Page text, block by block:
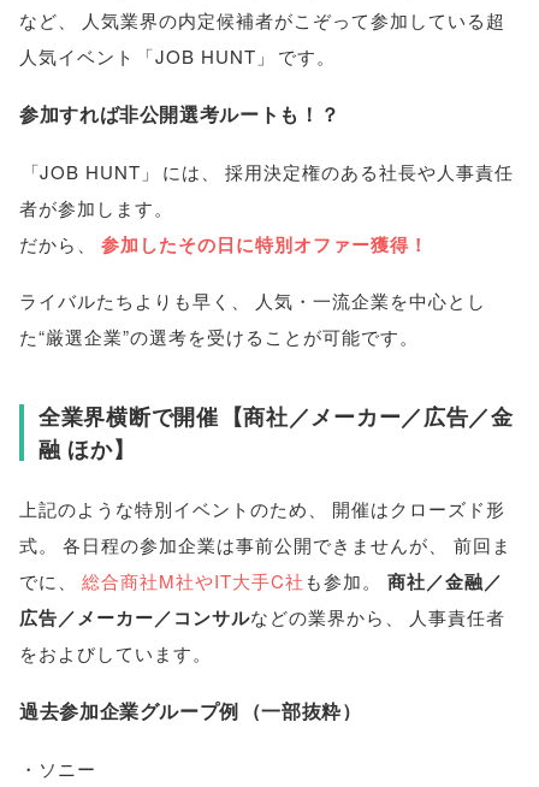
など、
人気業界の内定候補者がこぞって参加している超
人気イベント
「JOB HUNT 」 です。
参加すれば非公開選考ルートも！？
「JOB HUNT 」 には
採用決定権のある社長や人事責任
者が参加します。
だから
参加したその日に特別オファー獲得！
ライバルたちよりも早く
人気・一流企業を中心とし
た“厳選企業”の選考を受けることが可能です。
全業界横断で開催 【商社／メーカー／広告／金
融 ほか】
上記のような特別イベントのため
開催はクローズド形
式。 各日程の参加企業は事前公開できませんが
前回ま
でに
総合商社M社やIT大手C社 も参加。
商社／金融／
広告／メーカー／コンサルなどの業界から
人事責任者
をおよびしています。
過去参加企業グループ例 （一部抜粋）
・ソニー